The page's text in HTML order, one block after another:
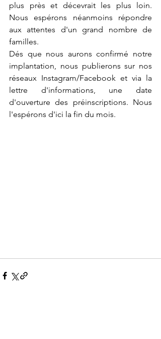
plus près et décevrait les plus loin.
Nous espérons néanmoins répondre
aux attentes d'un grand nombre de
familles.
Dés que nous aurons confirmé notre
implantation, nous publierons sur nos
réseaux Instagram/Facebook et via la
lettre d'informations, une date
d'ouverture des préinscriptions. Nous
l'espérons d'ici la fin du mois.